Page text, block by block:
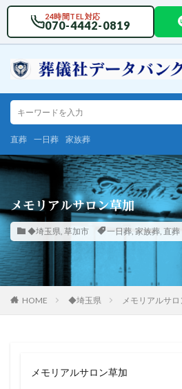
24時間TEL対応
070-4442-0819
直葬 一日葬 家族葬
メモリアルサロン草加
◆埼玉県, 草加市 一日葬, 家族葬, 直葬
HOME ◆埼玉県 メモリアルサロ
メモリアルサロン草加